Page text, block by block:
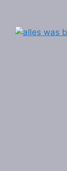
springen